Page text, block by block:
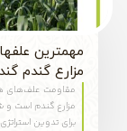
مهمترین
مزارع گندم
مقاومت علف‌های
مزارع گندم است و
برای تدوین